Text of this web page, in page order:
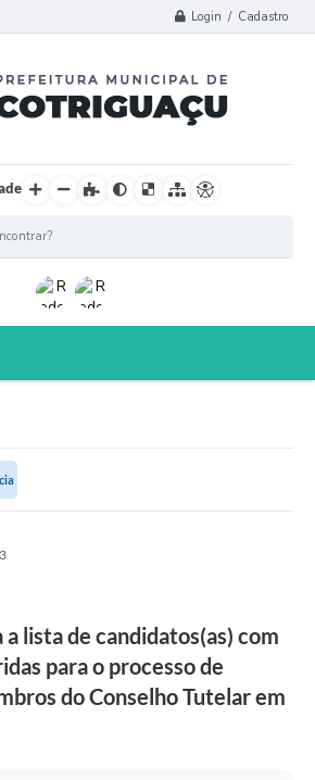
Login / Cadastro
lista de candidatos(as) com
para o processo de
do Conselho Tutelar em